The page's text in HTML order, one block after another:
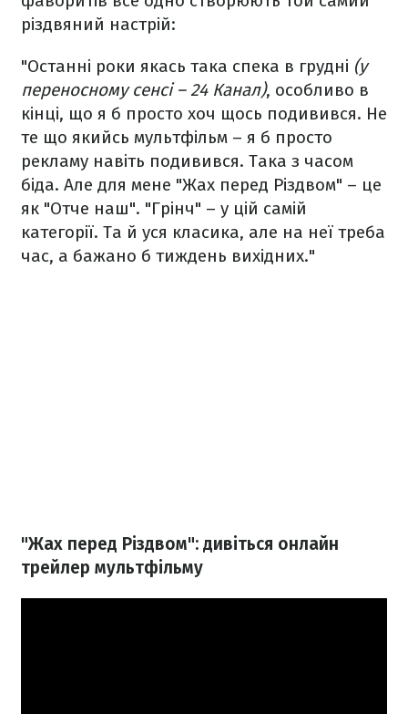
різдвяний настрій:
"Останні роки якась така спека в грудні (у
переносному сенсі – 24 Канал), особливо в
кінці, що я б просто хоч щось подивився. Не
те що якийсь мультфільм – я б просто
рекламу навіть подивився. Така з часом
біда. Але для мене "Жах перед Різдвом" – це
як "Отче наш". "Грінч" – у цій самій
категорії. Та й уся класика, але на неї треба
час, а бажано б тиждень вихідних."
"Жах перед Різдвом": дивіться онлайн
трейлер мультфільму